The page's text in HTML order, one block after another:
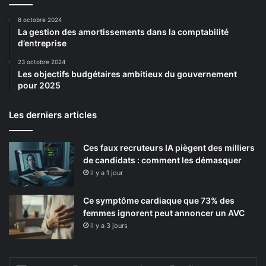
budgets serrés et aux climats tempérés, mais devient un
faux économie dans les régions ventées ou ensoleillées.
Acier et bois : résistance contre
maintenance
L’acier offre unerobustesse inégalée
galvanisé thermolaqué résiste aux tentatives d’effraction
et aux impacts violents. Son poids élevé exige des piliers
renforcés et une motorisation puissante, augmentant le
coût de pose de 20 %.
L’entretien reste simple : une vérification annuelle de la
peinture suffit. Le prix varie de 1 200 à 3 500 euros posé,
un investissement rentabilisé par une durée de vie
8 octobre 2024
La gestion des amortissements dans la comptabilité
d’entreprise
23 octobre 2024
Les objectifs budgétaires ambitieux du gouvernement
pour 2025
Les derniers articles
Ces faux recruteurs IA piègent des milliers
de candidats : comment les démasquer
il y a 1 jour
Ce symptôme cardiaque que 73% des
femmes ignorent peut annoncer un AVC
il y a 3 jours